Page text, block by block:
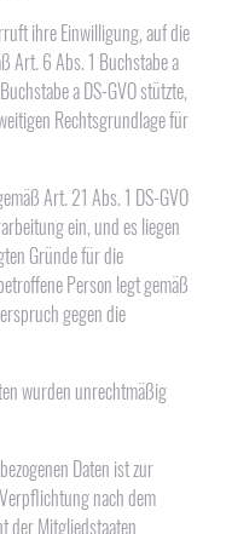
ihre Einwilligung, auf die
Art. 6 Abs. 1 Buchstabe a
a DS-GVO stützte,
Rechtsgrundlage für
Art. 21 Abs. 1 DS-GVO
ein, und es liegen
Gründe für die
Person legt gemäß
gegen die
wurden unrechtmäßig
Daten ist zur
nach dem
der Mitgliedstaaten